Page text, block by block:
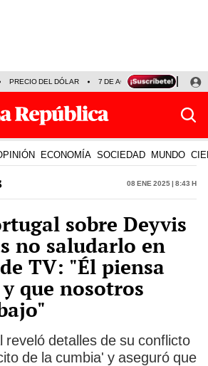
PRECIO DEL DÓLAR 7 DE AGOSTO OLLANTA
ECONOMÍA SOCIEDAD MUNDO
08 Ene 2025 | 8:43 h
sobre Deyvis
no saludarlo en
TV: "Él piensa
que nosotros
reveló detalles de su conflicto
de la cumbia' y aseguró que